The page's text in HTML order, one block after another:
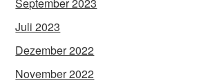
September 2023
Juli 2023
Dezember 2022
November 2022